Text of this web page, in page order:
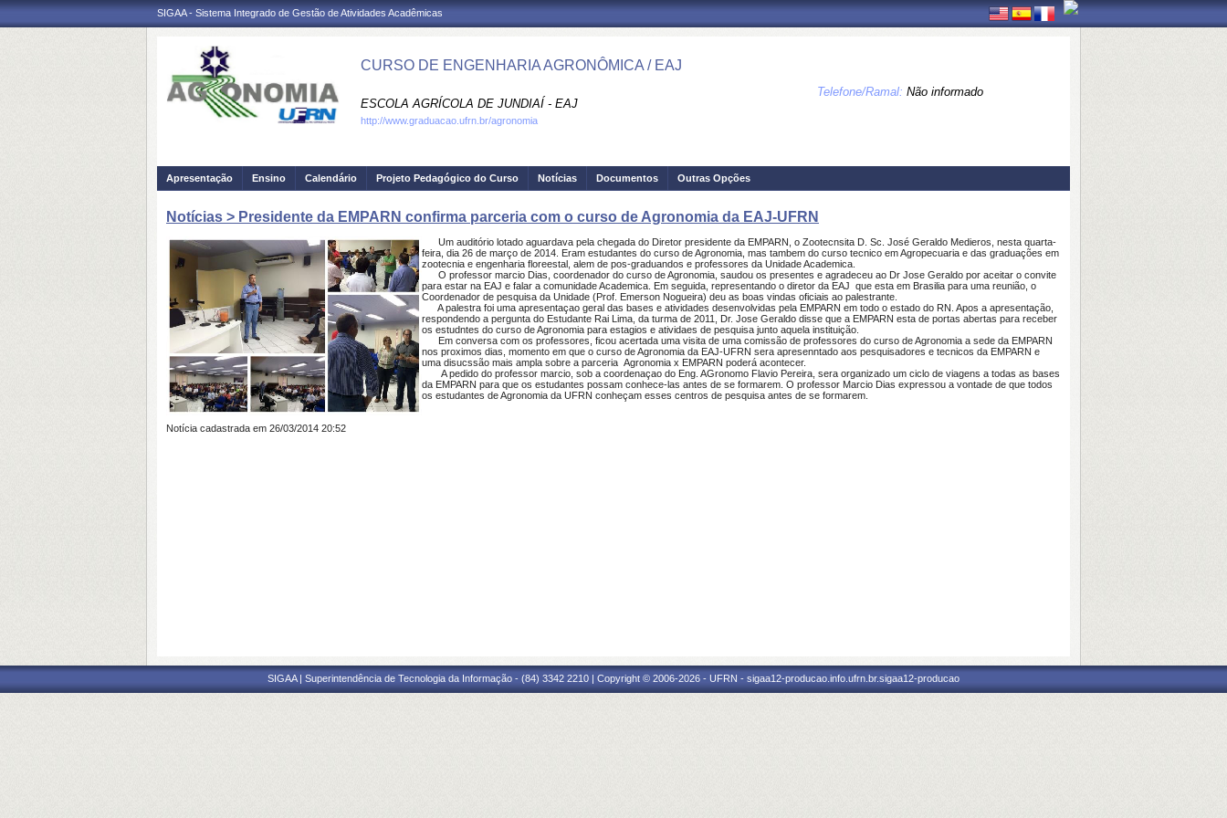
SIGAA - Sistema Integrado de Gestão de Atividades Acadêmicas
CURSO DE ENGENHARIA AGRONÔMICA / EAJ
ESCOLA AGRÍCOLA DE JUNDIAÍ - EAJ
Telefone/Ramal: Não informado
http://www.graduacao.ufrn.br/agronomia
Apresentação Ensino Calendário Projeto Pedagógico do Curso Notícias Documentos Outras Opções
Notícias > Presidente da EMPARN confirma parceria com o curso de Agronomia da EAJ-UFRN
Um auditório lotado aguardava pela chegada do Diretor presidente da EMPARN, o Zootecnsita D. Sc. José Geraldo Medieros, nesta quarta-
feira, dia 26 de março de 2014. Eram estudantes do curso de Agronomia, mas tambem do curso tecnico em Agropecuaria e das graduações em
zootecnia e engenharia floreestal, alem de pos-graduandos e professores da Unidade Academica.
O professor marcio Dias, coordenador do curso de Agronomia, saudou os presentes e agradeceu ao Dr Jose Geraldo por aceitar o convite
para estar na EAJ e falar a comunidade Academica. Em seguida, representando o diretor da EAJ que esta em Brasilia para uma reunião, o
Coordenador de pesquisa da Unidade (Prof. Emerson Nogueira) deu as boas vindas oficiais ao palestrante.
A palestra foi uma apresentaçao geral das bases e atividades desenvolvidas pela EMPARN em todo o estado do RN. Apos a apresentação,
respondendo a pergunta do Estudante Rai Lima, da turma de 2011, Dr. Jose Geraldo disse que a EMPARN esta de portas abertas para receber
os estudntes do curso de Agronomia para estagios e atividaes de pesquisa junto aquela instituição.
Em conversa com os professores, ficou acertada uma visita de uma comissão de professores do curso de Agronomia a sede da EMPARN
nos proximos dias, momento em que o curso de Agronomia da EAJ-UFRN sera apresenntado aos pesquisadores e tecnicos da EMPARN e
uma disucssão mais ampla sobre a parceria Agronomia x EMPARN poderá acontecer.
A pedido do professor marcio, sob a coordenaçao do Eng. AGronomo Flavio Pereira, sera organizado um ciclo de viagens a todas as bases
da EMPARN para que os estudantes possam conhece-las antes de se formarem. O professor Marcio Dias expressou a vontade de que todos
os estudantes de Agronomia da UFRN conheçam esses centros de pesquisa antes de se formarem.
Notícia cadastrada em 26/03/2014 20:52
SIGAA | Superintendência de Tecnologia da Informação - (84) 3342 2210 | Copyright © 2006-2026 - UFRN - sigaa12-producao.info.ufrn.br.sigaa12-producao